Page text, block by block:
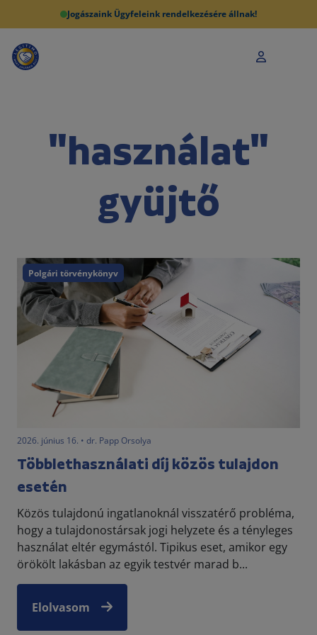
Jogászaink Ügyfeleink rendelkezésére állnak!
"használat"
gyüjtő
Polgári törvénykönyv
2026. június 16. • dr. Papp Orsolya
Többlethasználati díj közös tulajdon
esetén
Közös tulajdonú ingatlanoknál visszatérő probléma,
hogy a tulajdonostársak jogi helyzete és a tényleges
használat eltér egymástól. Tipikus eset, amikor egy
örökölt lakásban az egyik testvér marad b...
Elolvasom